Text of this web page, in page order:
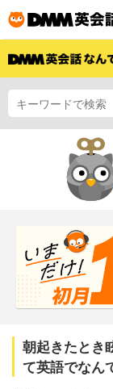
朝起きたとき
て英語でなん